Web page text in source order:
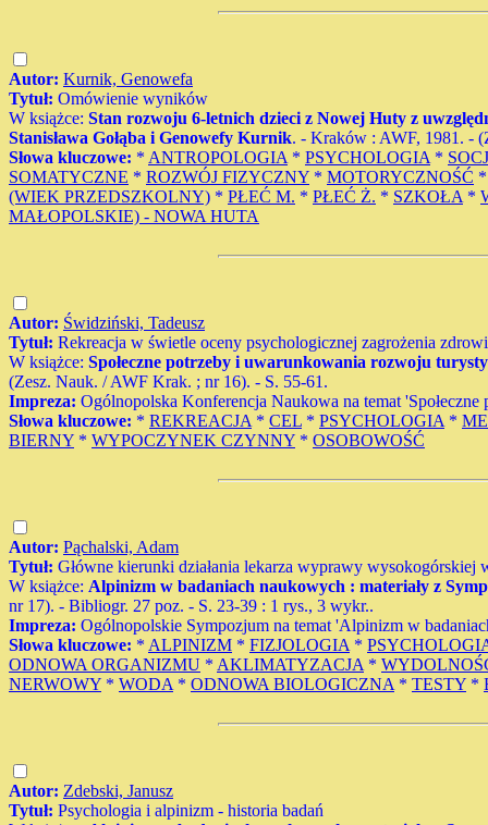
Autor: Kurnik, Genowefa
Tytuł: Omówienie wyników
W książce: Stan rozwoju 6-letnich dzieci z Nowej Huty z
Stanisława Gołąba i Genowefy Kurnik. - Kraków : AWF, 1981. -
Słowa kluczowe: * ANTROPOLOGIA * PSYCHOLOGIA *
SOMATYCZNE * ROZWÓJ FIZYCZNY * MOTORYCZNOŚĆ
(WIEK PRZEDSZKOLNY) * PŁEĆ M. * PŁEĆ Ż. * SZKOŁA *
MAŁOPOLSKIE) - NOWA HUTA
Autor: Świdziński, Tadeusz
Tytuł: Rekreacja w świetle oceny psychologicznej zagrożenia
W książce: Społeczne potrzeby i uwarunkowania rozwoju
(Zesz. Nauk. / AWF Krak. ; nr 16). - S. 55-61.
Impreza: Ogólnopolska Konferencja Naukowa na temat
Słowa kluczowe: * REKREACJA * CEL * PSYCHOLOGIA *
BIERNY * WYPOCZYNEK CZYNNY * OSOBOWOŚĆ
Autor: Pąchalski, Adam
Tytuł: Główne kierunki działania lekarza wyprawy wysokogórskiej
W książce: Alpinizm w badaniach naukowych : materiały z
nr 17). - Bibliogr. 27 poz. - S. 23-39 : 1 rys., 3 wykr..
Impreza: Ogólnopolskie Sympozjum na temat 'Alpinizm w
Słowa kluczowe: * ALPINIZM * FIZJOLOGIA *
ODNOWA ORGANIZMU * AKLIMATYZACJA *
NERWOWY * WODA * ODNOWA BIOLOGICZNA * TESTY *
Autor: Zdebski, Janusz
Tytuł: Psychologia i alpinizm - historia badań